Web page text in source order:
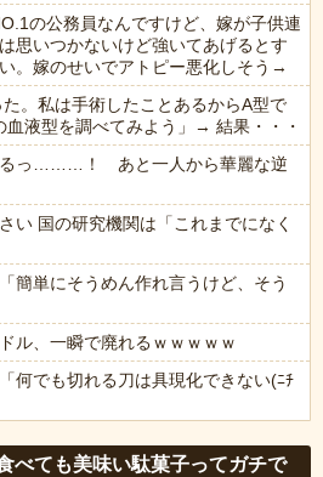
の公務員なんですけど、嫁が子供連
思いつかないけど強いてあげるとす
。嫁のせいでアトピー悪化しそう→
。私は手術したことあるからA型で
液型を調べてみよう」→ 結果・・・
るっ………！ あと一人から華麗な逆
い 国の研究機関は「これまでになく
簡単にそうめん作れ言うけど、そう
ル、一瞬で廃れるｗｗｗｗｗ
何でも切れる刀は具現化できない(ﾆﾁ
べても美味い駄菓子ってガチで